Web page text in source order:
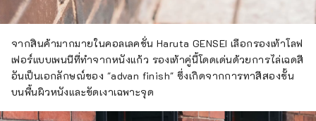
จากสินค้ามากมายในคอลเลคชั่น Haruta GENSEI เลือกรองเท้าโลฟ
เฟอร์แบบเพนนีที่ทำจากหนังแก้ว รองเท้าคู่นี้โดดเด่นด้วยการไล่เฉดสี
อันเป็นเอกลักษณ์ของ "advan finish" ซึ่งเกิดจากการทาสีสองชั้น
บนพื้นผิวหนังและขัดเงาเฉพาะจุด